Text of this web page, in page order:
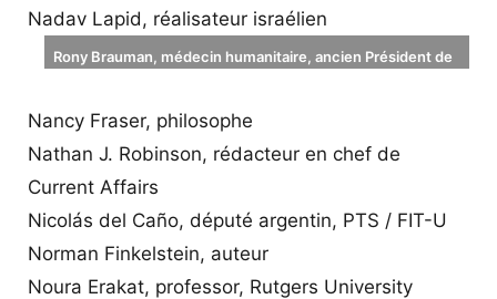
Nadav Lapid, réalisateur israélien
Rony Brauman, médecin humanitaire, ancien Président de
Nancy Fraser, philosophe
Nathan J. Robinson, rédacteur en chef de
Current Affairs
Nicolás del Caño, député argentin, PTS / FIT-U
Norman Finkelstein, auteur
Noura Erakat, professor, Rutgers University